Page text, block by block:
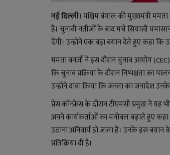
नई दिल्ली। पश्चिम बंगाल की मुख्यमंत्री
है। चुनावी नतीजों के बाद मचे सियासी
देंगी। उन्होंने एक बड़ा बयान देते हुए कहा कि
ममता बनर्जी ने इस दौरान चुनाव आयोग
कि चुनाव प्रक्रिया के दौरान निष्पक्षता का
उन्होंने दावा किया कि जनता का जनादेश
प्रेस कॉन्फ्रेंस के दौरान टीएमसी प्रमुख ने यह
अपने कार्यकर्ताओं का मनोबल बढ़ाते हुए
उठाना अनिवार्य हो जाता है। उनके इस
प्रतिक्रिया दी है।